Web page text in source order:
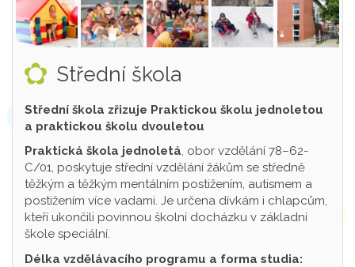
Střední škola
Střední škola zřizuje Praktickou školu jednoletou
a praktickou školu dvouletou
Praktická škola jednoletá, obor vzdělání 78–62-
C/01, poskytuje střední vzdělání žákům se středně
těžkým a těžkým mentálním postižením, autismem a
postižením více vadami. Je určena dívkám i chlapcům,
kteří ukončili povinnou školní docházku v základní
škole speciální.
Délka vzdělávacího programu a forma studia: